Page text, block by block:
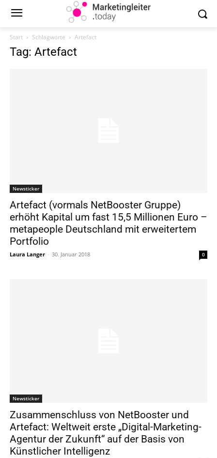
Start Schlagworte Artefact
Tag: Artefact
Newsticker
Artefact (vormals NetBooster Gruppe)
erhöht Kapital um fast 15,5 Millionen Euro –
metapeople Deutschland mit erweitertem
Portfolio
Laura Langer - 30. Januar 2018 0
Newsticker
Zusammenschluss von NetBooster und
Artefact: Weltweit erste „Digital-Marketing-
Agentur der Zukunft“ auf der Basis von
Künstlicher Intelligenz